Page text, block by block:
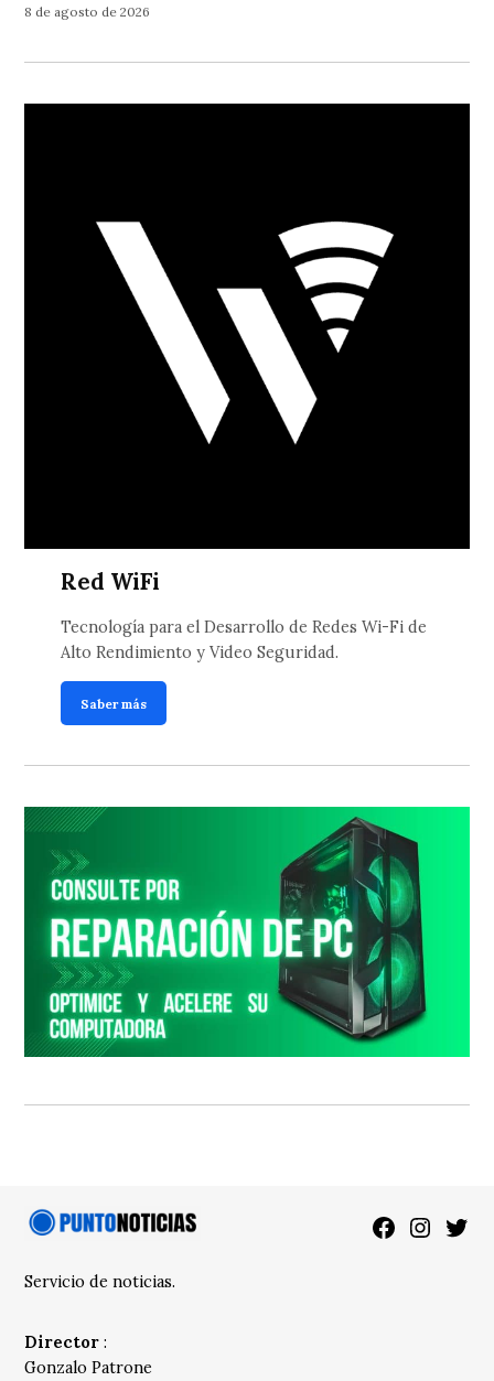
8 de agosto de 2026
Red WiFi
Tecnología para el Desarrollo de Redes Wi-Fi de
Alto Rendimiento y Video Seguridad.
Saber más
Facebook
Servicio de noticias.
Director :
Gonzalo Patrone